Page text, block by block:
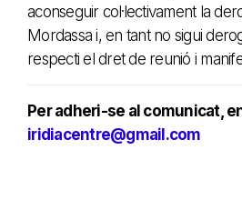
aconseguir col·lectivament la
Mordassa i, en tant no sigui
respecti el dret de reunió i
Per adheri-se al comunicat,
iridiacentre@gmail.com